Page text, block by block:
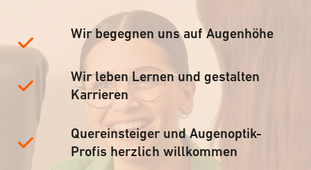
Wir begegnen uns auf Augenhöhe
Wir leben Lernen und gestalten
Karrieren
Quereinsteiger und Augenoptik-
Profis herzlich willkommen